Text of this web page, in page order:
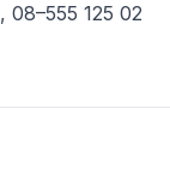
, 08–555 125 02